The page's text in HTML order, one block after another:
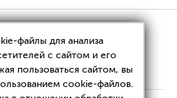
ВИТИЛИГО
файлы для анализа
с сайтом и его
пользоваться сайтом, вы
cookie-файлов.